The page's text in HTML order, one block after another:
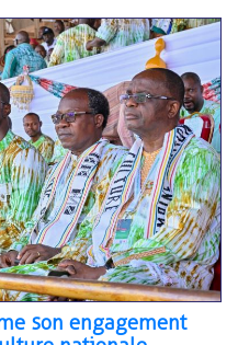
son engagement